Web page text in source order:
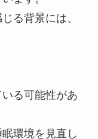
る背景には、
る可能性があ
環境を見直し